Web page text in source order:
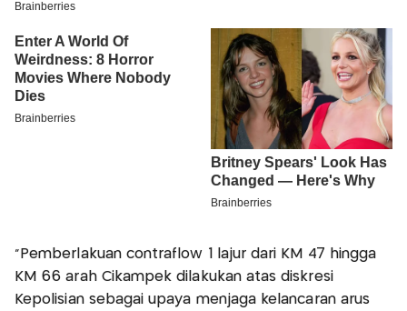
“Pemberlakuan contraflow 1 lajur dari KM 47 hingga
KM 66 arah Cikampek dilakukan atas diskresi
Kepolisian sebagai upaya menjaga kelancaran arus